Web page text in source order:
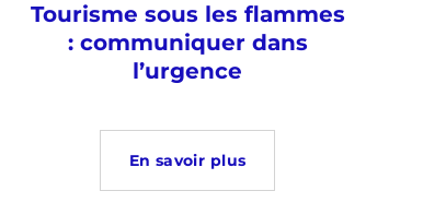
Tourisme sous les flammes
: communiquer dans
l’urgence
En savoir plus